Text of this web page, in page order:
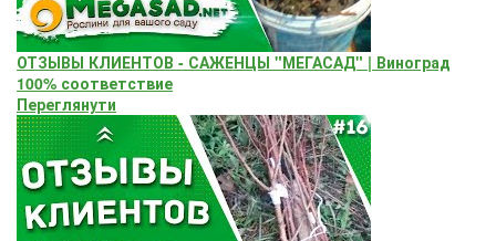
ОТЗЫВЫ КЛИЕНТОВ - САЖЕНЦЫ "МЕГАСАД" | Виноград
100% соответствие
Переглянути